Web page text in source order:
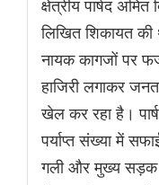
क्षेत्रीय पार्षद
लिखित शिकायत
नायक कागजों पर
हाजिरी लगाकर
खेल कर रहा है।
पर्याप्त संख्या में
गली और मुख्य सड़क